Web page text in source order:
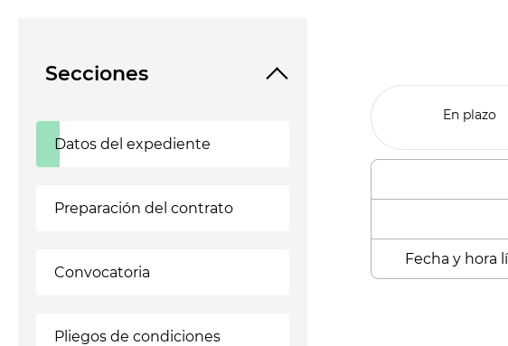
Secciones
Datos del expediente
Preparación del contrato
Convocatoria
Pliegos de condiciones
En plazo
Fecha y hora